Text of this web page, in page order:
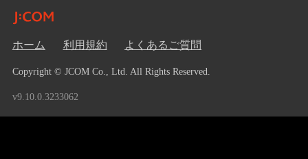
ホーム 利用規約 よくあるご質問
Copyright © JCOM Co., Ltd. All Rights Reserved.
v9.10.0.3233062